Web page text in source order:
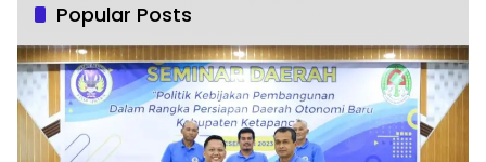
Popular Posts